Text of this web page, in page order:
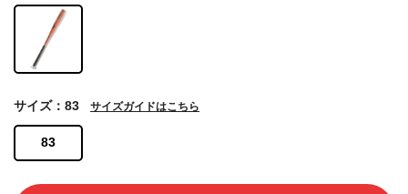
83
サイズ：83 サイズガイドはこちら